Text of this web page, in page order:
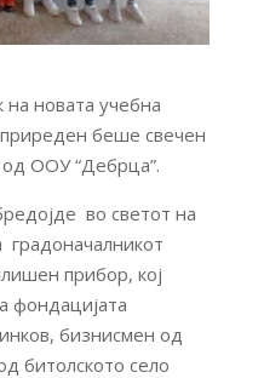
новата учебна
беше свечен
ООУ “Дебрца”.
во светот на
прибор, кој
фондацијата
бизнисмен од
битолското село